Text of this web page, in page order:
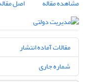
مشاهده مقاله
اصل
مقالات آماده انتشار
شماره جاری